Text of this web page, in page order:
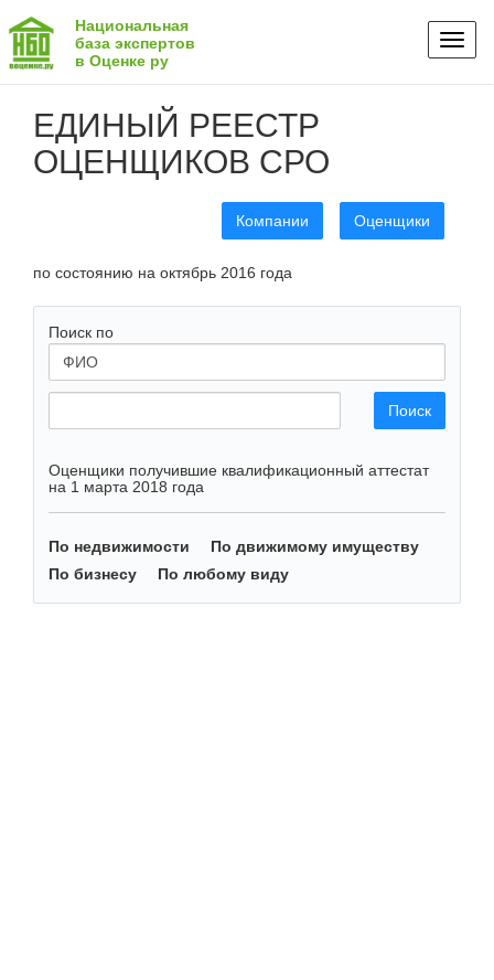
Национальная
база экспертов
в Оценке ру
ЕДИНЫЙ РЕЕСТР
ОЦЕНЩИКОВ СРО
Оценщики
Компании
по состоянию на октябрь 2016 года
Поиск по
Поиск
Оценщики получившие квалификационный аттестат
на 1 марта 2018 года
По недвижимости
По движимому имуществу
По бизнесу
По любому виду